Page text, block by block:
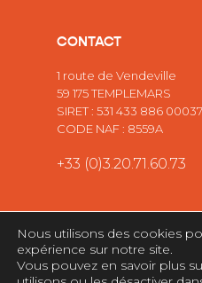
CONTACT
1 route de Vendeville
59 175 TEMPLEMARS
SIRET : 531 433 886 00037
CODE NAF : 8559A
+33 (0)3.20.71.60.73
© 2026 Forma Protec. Site
Wapiti Agency
Nous utilisons des cookies
expérience sur notre site.
Vous pouvez en savoir plus